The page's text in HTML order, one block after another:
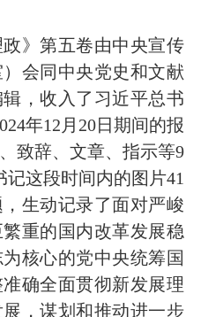
》第五卷由中央宣传
会同中央党史和文献
，收入了习近平总书
年12月20日期间的报
致辞、文章、指示等9
这段时间内的图片41
生动记录了面对严峻
重的国内改革发展稳
核心的党中央统筹国
确全面贯彻新发展理
，谋划和推动进一步